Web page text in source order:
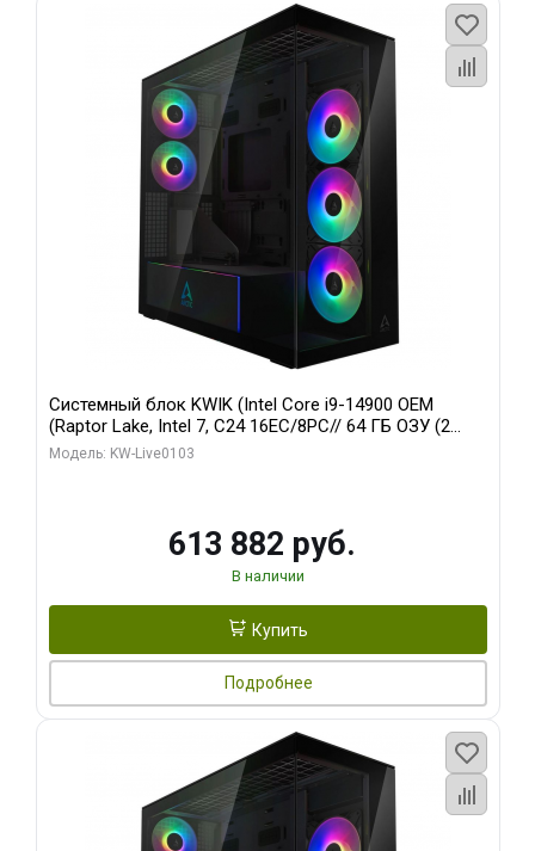
Системный блок KWIK (Intel Core i9-14900 OEM
(Raptor Lake, Intel 7, C24 16EC/8PC// 64 ГБ ОЗУ (2
модуля)/ Afox RTX4090 24GB GDDR6X 384-Bit 3xDP
Модель: KW-Live0103
613 882 руб.
В наличии
Купить
Подробнее